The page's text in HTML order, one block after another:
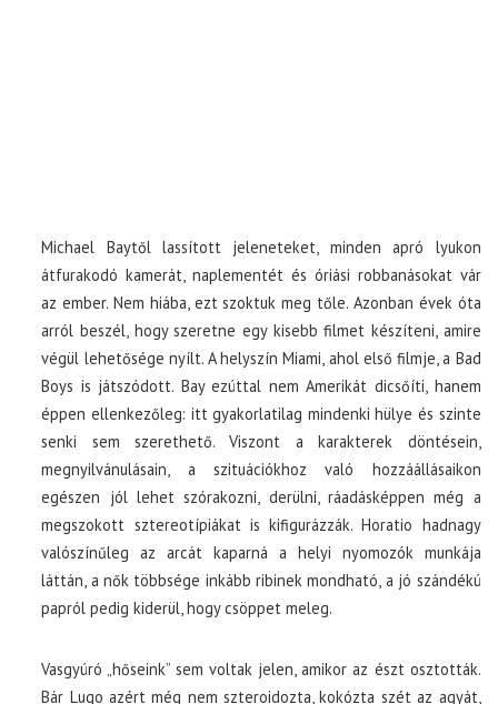
Michael Baytől lassított jeleneteket, minden apró lyukon
átfurakodó kamerát, naplementét és óriási robbanásokat vár
az ember. Nem hiába, ezt szoktuk meg tőle. Azonban évek óta
arról beszél, hogy szeretne egy kisebb filmet készíteni, amire
végül lehetősége nyílt. A helyszín Miami, ahol első filmje, a Bad
Boys is játszódott. Bay ezúttal nem Amerikát dicsőíti, hanem
éppen ellenkezőleg: itt gyakorlatilag mindenki hülye és szinte
senki sem szerethető. Viszont a karakterek döntésein,
megnyilvánulásain, a szituációkhoz való hozzáállásaikon
egészen jól lehet szórakozni, derülni, ráadásképpen még a
megszokott sztereotípiákat is kifigurázzák. Horatio hadnagy
valószínűleg az arcát kaparná a helyi nyomozók munkája
láttán, a nők többsége inkább ribinek mondható, a jó szándékú
papról pedig kiderül, hogy csöppet meleg.
Vasgyúró „hőseink” sem voltak jelen, amikor az észt osztották.
Bár Lugo azért még nem szteroidozta, kokózta szét az agyát,